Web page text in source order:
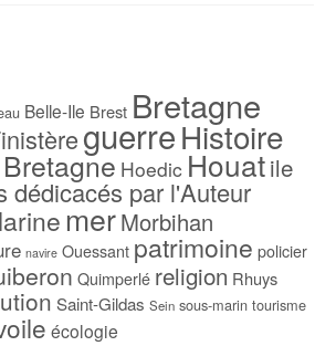
Belle-Ile Brest Bretagne
guerreHistoire
Hoedic Houatile
dédicacés par l'Auteur
merMorbihan
navire Ouessant patrimoine policier
Quimperlé religion Rhuys
Saint-Gildas Sein sous-marin tourisme
écologie